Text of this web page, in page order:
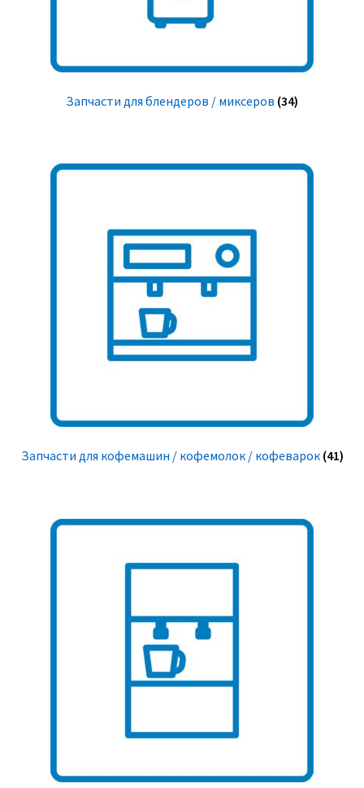
Запчасти для блендеров / миксеров (34)
Запчасти для кофемашин / кофемолок / кофеварок (41)